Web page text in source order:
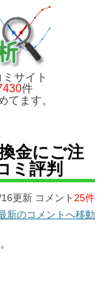
サイト
件
てます。
金にご注
ミ評判
更新 コメント 25件
新のコメントへ移動